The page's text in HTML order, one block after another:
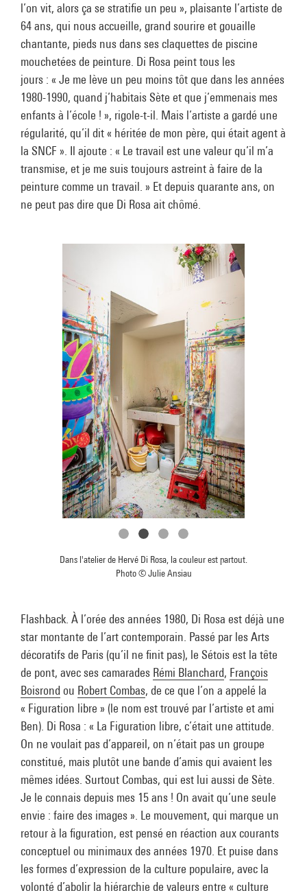
l’on vit, alors ça se stratifie un peu », plaisante l’artiste de
64 ans, qui nous accueille, grand sourire et gouaille
chantante, pieds nus dans ses claquettes de piscine
mouchetées de peinture. Di Rosa peint tous les
jours : « Je me lève un peu moins tôt que dans les années
1980-1990, quand j’habitais Sète et que j’emmenais mes
enfants à l’école ! », rigole-t-il. Mais l’artiste a gardé une
régularité, qu’il dit « héritée de mon père, qui était agent à
la SNCF ». Il ajoute : « Le travail est une valeur qu’il m’a
transmise, et je me suis toujours astreint à faire de la
peinture comme un travail. » Et depuis quarante ans, on
ne peut pas dire que Di Rosa ait chômé.
Dans l'atelier de Hervé Di Rosa, la couleur est partout.
Photo © Julie Ansiau
Flashback. À l’orée des années 1980, Di Rosa est déjà une
star montante de l’art contemporain. Passé par les Arts
décoratifs de Paris (qu’il ne finit pas), le Sétois est la tête
de pont, avec ses camarades Rémi Blanchard, François
Boisrond ou Robert Combas, de ce que l’on a appelé la
« Figuration libre » (le nom est trouvé par l’artiste et ami
Ben). Di Rosa : « La Figuration libre, c’était une attitude.
On ne voulait pas d’appareil, on n’était pas un groupe
constitué, mais plutôt une bande d’amis qui avaient les
mêmes idées. Surtout Combas, qui est lui aussi de Sète.
Je le connais depuis mes 15 ans ! On avait qu’une seule
envie : faire des images ». Le mouvement, qui marque un
retour à la figuration, est pensé en réaction aux courants
conceptuel ou minimaux des années 1970. Et puise dans
les formes d’expression de la culture populaire, avec la
volonté d’abolir la hiérarchie de valeurs entre « culture